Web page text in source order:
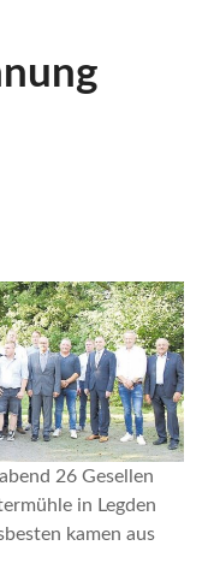
26 Gesellen
in Legden
kamen aus